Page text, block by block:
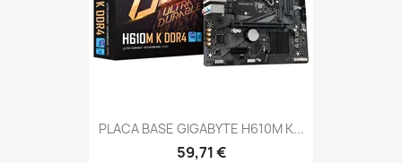
PLACA BASE GIGABYTE H610M K...
59,71 €